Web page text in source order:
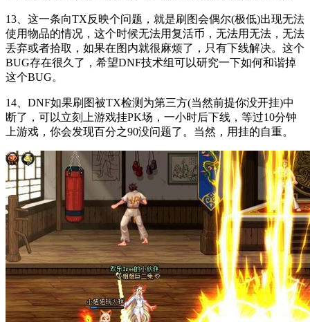
13、这一条向TX反映个问题，就是刷图会偶尔(极低)出现无法
使用物品的情况，这个时候无法用复活币，无法用无法，无法
丢弃或者拾取，如果在图内就很麻烦了，只有下线解决。这个
BUG存在很久了，希望DNF技术组可以研究一下如何和谐掉
这个BUG。
14、DNF如果刷图被TX检测为第三方(当然前提你没开挂)中
断了，可以立刻上游戏挂PK场，一小时后下线，等过10分钟
上游戏，你会发现百分之90没问题了。当然，用挂的自重。